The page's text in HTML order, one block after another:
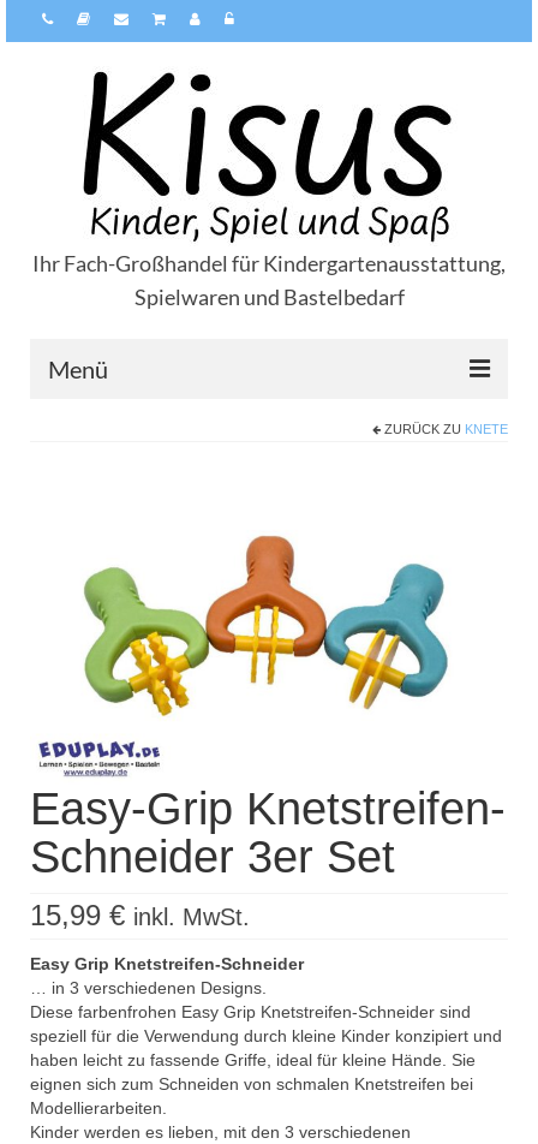
Ihr Fach-Großhandel für Kindergartenausstattung,
Spielwaren und Bastelbedarf
Menü
Kisus Katalog anfordern
Newsletter
Kontakt
Products
ZURÜCK ZU KNETE
Easy-Grip Knetstreifen-
Schneider 3er Set
15,99 € inkl. MwSt.
Easy Grip Knetstreifen-Schneider
… in 3 verschiedenen Designs.
Diese farbenfrohen Easy Grip Knetstreifen-Schneider sind
speziell für die Verwendung durch kleine Kinder konzipiert und
haben leicht zu fassende Griffe, ideal für kleine Hände. Sie
eignen sich zum Schneiden von schmalen Knetstreifen bei
Modellierarbeiten.
Kinder werden es lieben, mit den 3 verschiedenen